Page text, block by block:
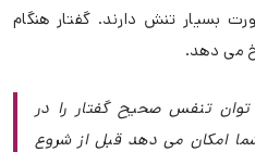
بسیار تنش دارند. گفتار هنگام
می دهد.
تنفس صحیح گفتار را در
امکان می دهد قبل از شروع